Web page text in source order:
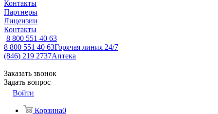
Контакты
Партнеры
Лицензии
Контакты
8 800 551 40 63
8 800 551 40 63Горячая линия 24/7
(846) 219 2737Аптека
Заказать звонок
Задать вопрос
Войти
Корзина0